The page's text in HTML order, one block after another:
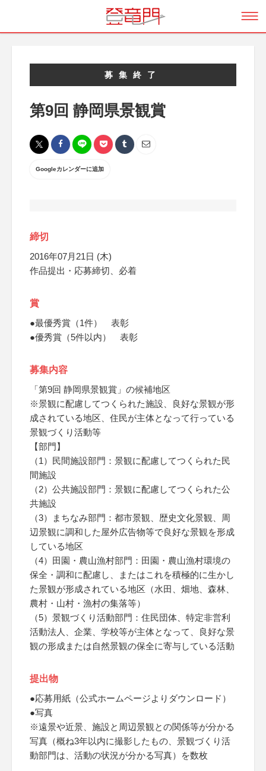
募集終了
第9回 静岡県景観賞
Googleカレンダーに追加
締切
2016年07月21日 (木)
作品提出・応募締切、必着
賞
●最優秀賞（1件） 表彰
●優秀賞（5件以内） 表彰
募集内容
「第9回 静岡県景観賞」の候補地区
※景観に配慮してつくられた施設、良好な景観が形
成されている地区、住民が主体となって行っている
景観づくり活動等
【部門】
（1）民間施設部門：景観に配慮してつくられた民
間施設
（2）公共施設部門：景観に配慮してつくられた公
共施設
（3）まちなみ部門：都市景観、歴史文化景観、周
辺景観に調和した屋外広告物等で良好な景観を形成
している地区
（4）田園・農山漁村部門：田園・農山漁村環境の
保全・調和に配慮し、またはこれを積極的に生かし
た景観が形成されている地区（水田、畑地、森林、
農村・山村・漁村の集落等）
（5）景観づくり活動部門：住民団体、特定非営利
活動法人、企業、学校等が主体となって、良好な景
観の形成または自然景観の保全に寄与している活動
提出物
●応募用紙（公式ホームページよりダウンロード）
●写真
※遠景や近景、施設と周辺景観との関係等が分かる
写真（概ね3年以内に撮影したもの、景観づくり活
動部門は、活動の状況が分かる写真）を数枚